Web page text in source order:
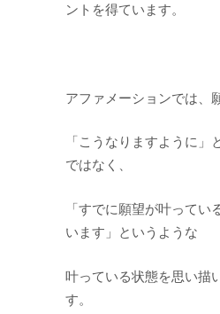
ントを得ています。
アファメーションでは、
「こうなりますように
ではなく、
「すでに願望が叶ってい
います」というような
叶っている状態を思い描
す。